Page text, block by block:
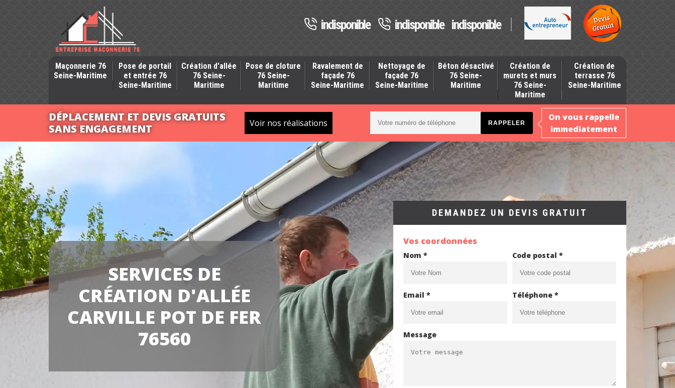
indisponible indisponible indisponible
Maçonnerie 76
Seine-Maritime
Pose de portail
et entrée 76
Seine-Maritime
Création d'allée
76 Seine-
Maritime
Pose de cloture
76 Seine-
Maritime
Ravalement de
façade 76
Seine-Maritime
Nettoyage de
façade 76
Seine-Maritime
Béton désactivé
76 Seine-
Maritime
Création de
murets et murs
76 Seine-
Maritime
Création de
terrasse 76
Seine-Maritime
DÉPLACEMENT ET DEVIS GRATUITS
SANS ENGAGEMENT
Voir nos réalisations
On vous rappelle
immediatement
SERVICES DE
CRÉATION D'ALLÉE
CARVILLE POT DE FER
76560
DEMANDEZ UN DEVIS GRATUIT
Vos coordonnées
Nom * Code postal *
Email * Téléphone *
Message